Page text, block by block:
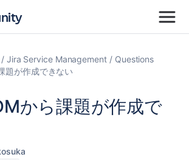
Jira Service Management
Questions
題が作成できない
から課題が作成で